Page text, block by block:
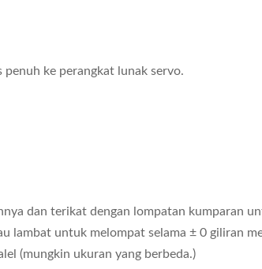
penuh ke perangkat lunak servo.
dan terikat dengan lompatan kumparan
lambat untuk melompat selama ± 0 giliran
(mungkin ukuran yang berbeda.)